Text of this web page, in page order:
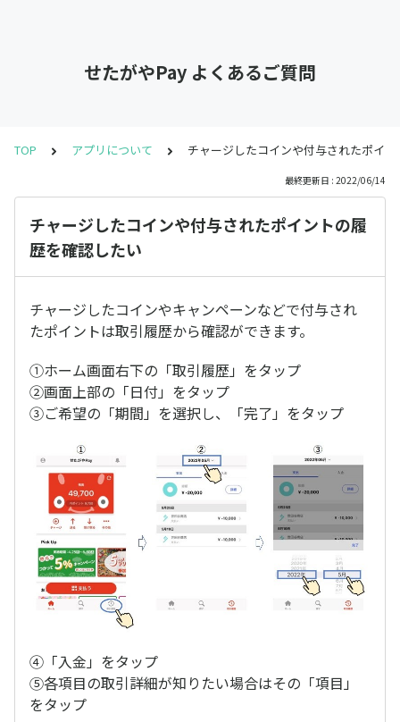
せたがやPay よくあるご質問
TOP アプリについて チャージしたコインや付与されたポイ
最終更新日 : 2022/06/14
チャージしたコインや付与されたポイントの履
歴を確認したい
チャージしたコインやキャンペーンなどで付与され
たポイントは取引履歴から確認ができます。
①ホーム画面右下の「取引履歴」をタップ
②画面上部の「日付」をタップ
③ご希望の「期間」を選択し、「完了」をタップ
④「入金」をタップ
⑤各項目の取引詳細が知りたい場合はその「項目」
をタップ